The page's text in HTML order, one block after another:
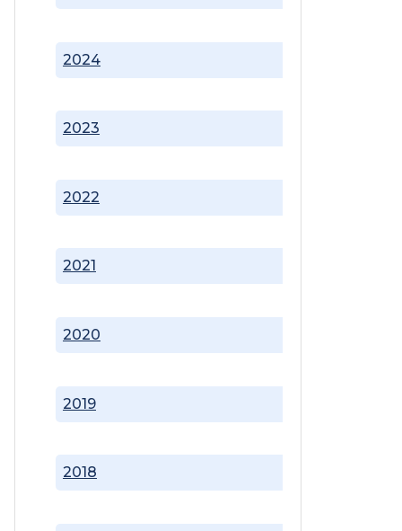
2018
2019
2020
2021
2022
2023
2024